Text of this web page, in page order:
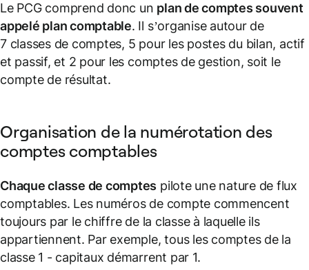
Le PCG comprend donc un plan de comptes souvent
appelé plan comptable. Il s’organise autour de
7 classes de comptes, 5 pour les postes du bilan, actif
et passif, et 2 pour les comptes de gestion, soit le
compte de résultat.
Organisation de la numérotation des
comptes comptables
Chaque classe de comptes pilote une nature de flux
comptables. Les numéros de compte commencent
toujours par le chiffre de la classe à laquelle ils
appartiennent. Par exemple, tous les comptes de la
classe 1 - capitaux démarrent par 1.